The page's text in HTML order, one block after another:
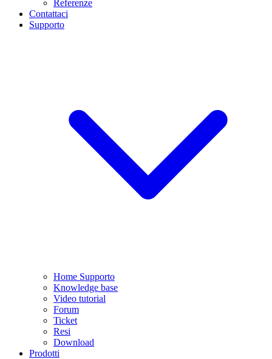
Referenze
Contattaci
Supporto
Home Supporto
Knowledge base
Video tutorial
Forum
Ticket
Resi
Download
Prodotti